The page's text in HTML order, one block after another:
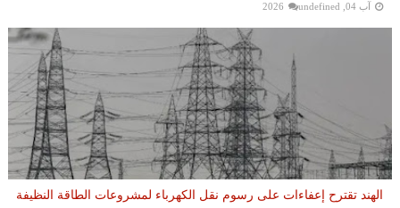
آب 04, 2026 undefined
الهند تقترح إعفاءات على رسوم نقل الكهرباء لمشروعات الطاقة النظيفة